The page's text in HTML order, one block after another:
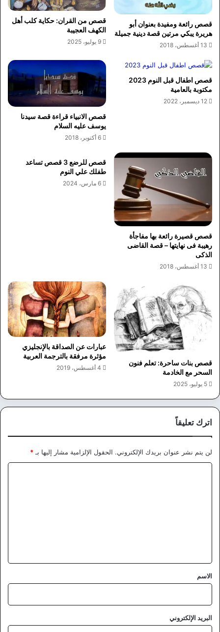
قصص رائعة ومفيدة بعنوان أبو
هريرة يبكي مرتين قصة دينية جميلة
13 أغسطس، 2018
قصص من القران: حكاية كلب أهل
الكهف العجيبة
9 يوليو، 2025
قصص اطفال قبل النوم 2023
مكتوبة بالعامية
12 ديسمبر، 2022
قصص الانبياء قراءة قصة سيدنا
يوسف عليه السلام
6 أكتوبر، 2018
قصص قصيرة رائعة بها مفاجأة
رهيبة فى نهايتها – قصة القاضى
الذكى
13 أغسطس، 2018
قصص للرضع 3 قصص تساعد
طفلك علي النوم
6 مارس، 2024
قصص بنات ساحرة: تعلم فنون
السحر مع الخادمة
5 يوليو، 2025
عبارات عن الصداقة بالإنجليزي
مؤثرة مرفقة بالترجمة العربية
4 أغسطس، 2019
اترك تعليقاً
لن يتم نشر عنوان بريدك الإلكتروني. الحقول الإلزامية مشار إليها بـ *
*
الاسم
البريد الإلكتروني